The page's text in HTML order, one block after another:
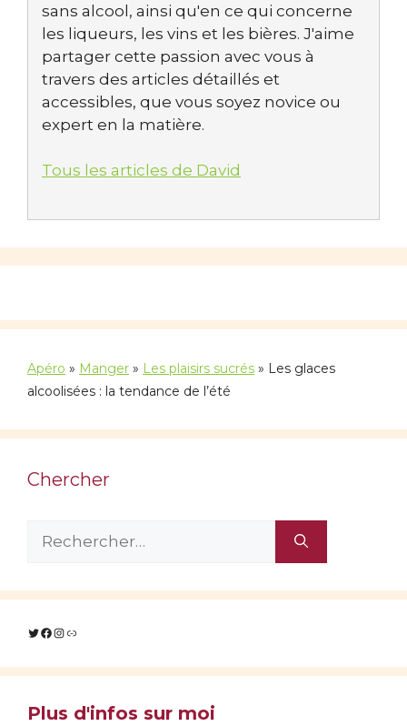
sans alcool, ainsi qu'en ce qui concerne
les liqueurs, les vins et les bières. J'aime
partager cette passion avec vous à
travers des articles détaillés et
accessibles, que vous soyez novice ou
expert en la matière.
Tous les articles de David
Apéro » Manger » Les plaisirs sucrés » Les glaces
alcoolisées : la tendance de l’été
Chercher
Twitter
Facebook
Instagram
Lien
Plus d'infos sur moi